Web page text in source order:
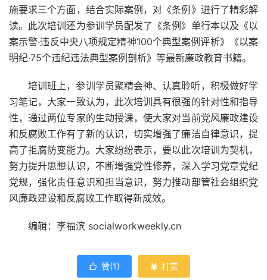
施要求三个方面，结合实际案例，对《条例》进行了精彩解
读。此次培训还为参训学员配发了《条例》单行本以及《以
案示警·违反中央八项规定精神100个典型案例评析》《以案
明纪·75个违纪违法典型案例剖析》等最新廉政教育书籍。
培训班上，参训学员聚精会神、认真聆听，积极做好学
习笔记，大家一致认为，此次培训具有很强的针对性和指导
性，通过两位专家的生动授课，使大家对当前党风廉政建设
和反腐败工作有了新的认识，切实增强了廉洁自律意识，提
高了拒腐防变能力。大家纷纷表示，要以此次培训为契机，
努力提升思想认识，不断增强党性修养，深入学习党章党纪
党规，强化责任意识和担当意识，努力推动部管社会组织党
风廉政建设和反腐败工作取得新成效。
编辑：李福滨 socialworkweekly.cn
 赞(1)  打赏